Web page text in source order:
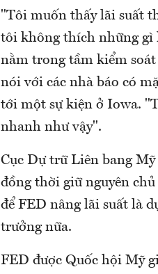
"Tôi muốn thấy lãi suất
tôi không thích những gì
nằm trong tầm kiểm
nói với các nhà báo có
tới một sự kiện ở Iowa.
nhanh như vậy".
Cục Dự trữ Liên bang
đồng thời giữ nguyên
để FED nâng lãi suất là
trưởng nữa.
FED được Quốc hội Mỹ